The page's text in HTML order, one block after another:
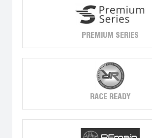
PREMIUM SERIES
RACE READY